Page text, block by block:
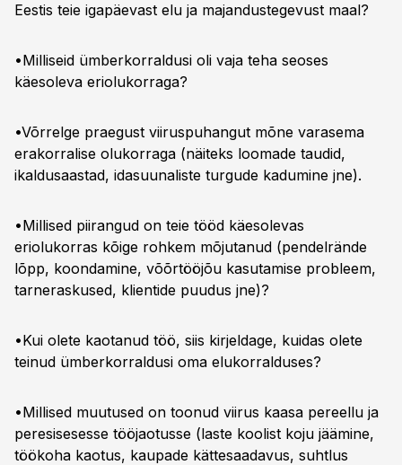
Eestis teie igapäevast elu ja majandustegevust maal?
•Milliseid ümberkorraldusi oli vaja teha seoses
käesoleva eriolukorraga?
•Võrrelge praegust viiruspuhangut mõne varasema
erakorralise olukorraga (näiteks loomade taudid,
ikaldusaastad, idasuunaliste turgude kadumine jne).
•Millised piirangud on teie tööd käesolevas
eriolukorras kõige rohkem mõjutanud (pendelrände
lõpp, koondamine, võõrtööjõu kasutamise probleem,
tarneraskused, klientide puudus jne)?
•Kui olete kaotanud töö, siis kirjeldage, kuidas olete
teinud ümberkorraldusi oma elukorralduses?
•Millised muutused on toonud viirus kaasa pereellu ja
peresisesesse tööjaotusse (laste koolist koju jäämine,
töökoha kaotus, kaupade kättesaadavus, suhtlus